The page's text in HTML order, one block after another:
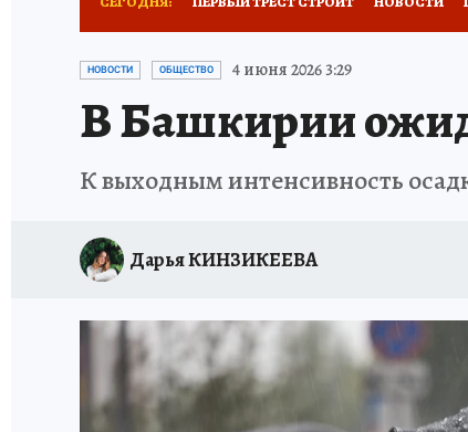
КП В МАХ ОТДЫХ В РОССИИ
НОВОСТИ ОБЩЕСТВО 4 июня 2026 3:29
В Башкирии
К выходным интенсивность
Дарья КИНЗИКЕЕВА